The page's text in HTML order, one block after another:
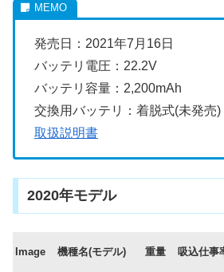
発売日：2021年7月16日
バッテリ電圧：22.2V
バッテリ容量：2,200mAh
交換用バッテリ：着脱式(未発売)
取扱説明書
2020年モデル
Image 機種名(モデル) 重量 吸込仕事